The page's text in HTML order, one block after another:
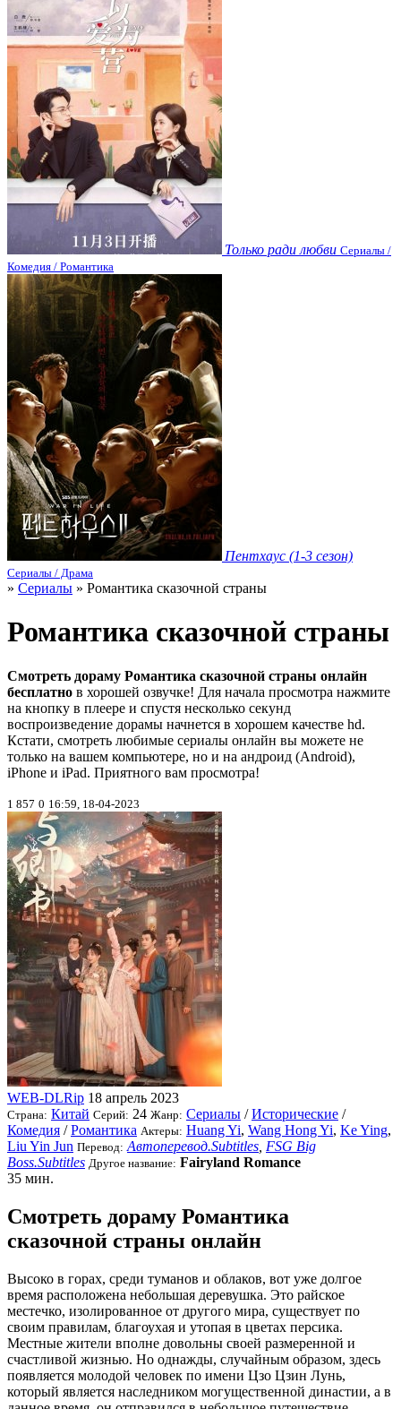
Только ради любви Сериалы /
Комедия / Романтика
Пентхаус (1-3 сезон)
Сериалы / Драма
» Сериалы » Романтика сказочной страны
Романтика сказочной страны
Смотреть дораму Романтика сказочной страны онлайн
бесплатно в хорошей озвучке! Для начала просмотра нажмите
на кнопку в плеере и спустя несколько секунд
воспроизведение дорамы начнется в хорошем качестве hd.
Кстати, смотреть любимые сериалы онлайн вы можете не
только на вашем компьютере, но и на андроид (Android),
iPhone и iPad. Приятного вам просмотра!
1 857 0 16:59, 18-04-2023
WEB-DLRip 18 апрель 2023
Страна: Китай Серий: 24 Жанр: Сериалы /Исторические /
Комедия /Романтика Актеры: Huang Yi, Wang Hong Yi, Ke Ying,
Liu Yin Jun Перевод: Автоперевод.Subtitles FSG Big
Boss.Subtitles Другое название: Fairyland Romance
35 мин.
Смотреть дораму Романтика
сказочной страны онлайн
Высоко в горах, среди туманов и облаков, вот уже долгое
время расположена небольшая деревушка. Это райское
местечко, изолированное от другого мира, существует по
своим правилам, благоухая и утопая в цветах персика.
Местные жители вполне довольны своей размеренной и
счастливой жизнью. Но однажды, случайным образом, здесь
появляется молодой человек по имени Цзо Цзин Лунь,
который является наследником могущественной династии, а в